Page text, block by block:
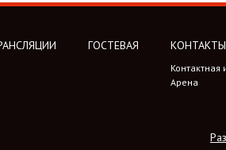
ГОСТЕВАЯ КОНТАКТЫ
Арена